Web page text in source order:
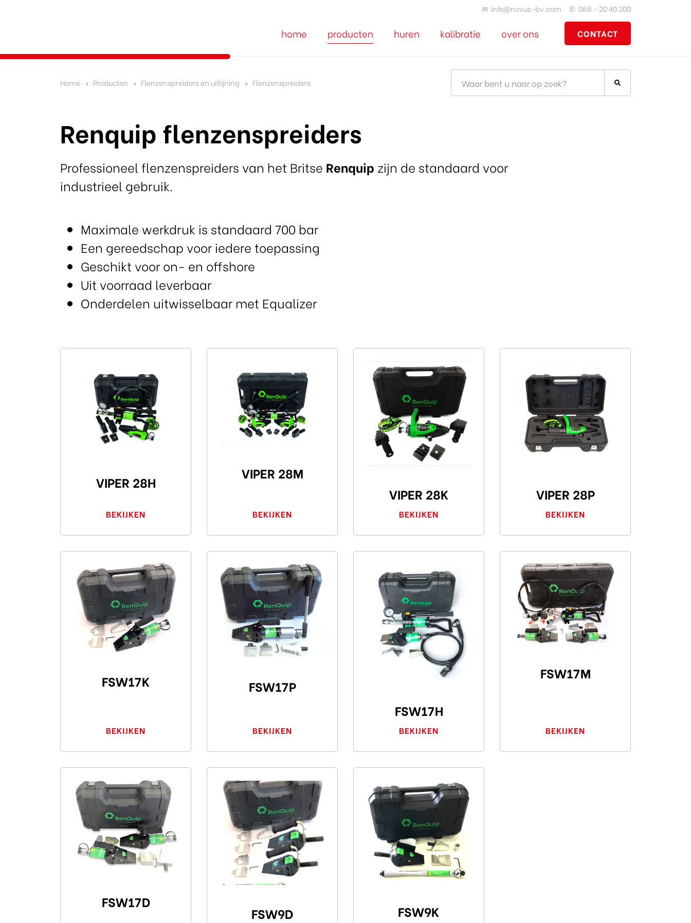
✉ info@novus-bv.com ✆ 088 - 20 40 200
home producten huren kalibratie over ons CONTACT
Home Producten Flenzenspreiders en uitlijning Flenzenspreiders
Renquip flenzenspreiders
Professioneel flenzenspreiders van het Britse Renquip zijn de standaard voor
industrieel gebruik.
Maximale werkdruk is standaard 700 bar
Een gereedschap voor iedere toepassing
Geschikt voor on- en offshore
Uit voorraad leverbaar
Onderdelen uitwisselbaar met Equalizer
VIPER 28H
BEKIJKEN
VIPER 28M
BEKIJKEN
VIPER 28K
BEKIJKEN
VIPER 28P
BEKIJKEN
FSW17K
BEKIJKEN
FSW17P
BEKIJKEN
FSW17H
BEKIJKEN
FSW17M
BEKIJKEN
FSW17D
FSW9D FSW9K